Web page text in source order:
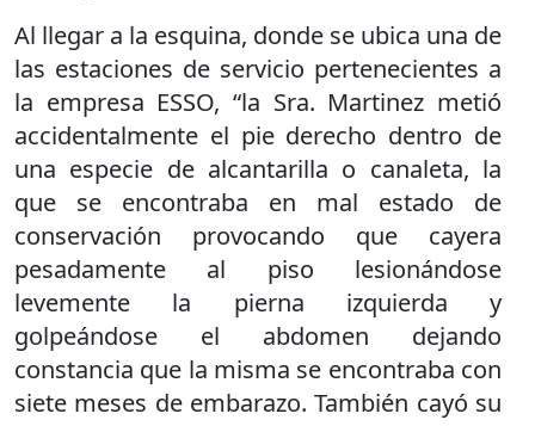
Al llegar a la esquina, donde se ubica una de
las estaciones de servicio pertenecientes a
la empresa ESSO, “la Sra. Martinez metió
accidentalmente el pie derecho dentro de
una especie de alcantarilla o canaleta, la
que se encontraba en mal estado de
conservación provocando que cayera
pesadamente al piso lesionándose
levemente la pierna izquierda y
golpeándose el abdomen dejando
constancia que la misma se encontraba con
siete meses de embarazo. También cayó su